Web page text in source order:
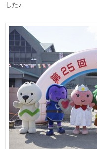
した♪